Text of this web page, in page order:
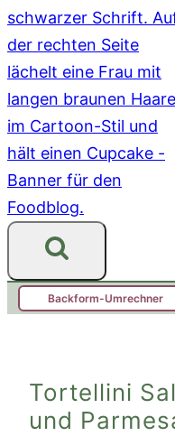
Backform-Umrechner
Tortellini
und